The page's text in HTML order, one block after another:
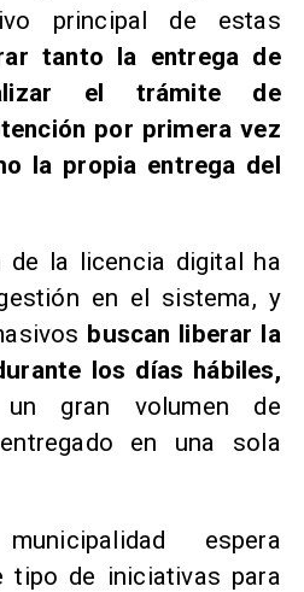
principal de estas
tanto la entrega de
el trámite de
por primera vez
la propia entrega del
de la licencia digital ha
en el sistema, y
buscan liberar la
los días hábiles,
un gran volumen de
en una sola
espera
tipo de iniciativas para